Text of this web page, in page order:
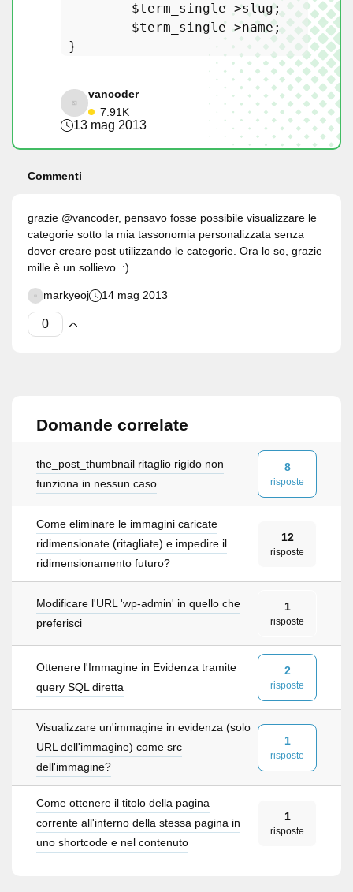
$term_single->slug;
$term_single->name;
vancoder
7.91K
13 mag 2013
Commenti
grazie @vancoder, pensavo fosse possibile visualizzare le
categorie sotto la mia tassonomia personalizzata senza
dover creare post utilizzando le categorie. Ora lo so, grazie
mille è un sollievo. :)
markyeoj 14 mag 2013
Domande correlate
the_post_thumbnail ritaglio rigido non
funziona in nessun caso
8
risposte
Come eliminare le immagini caricate
ridimensionate (ritagliate) e impedire il
ridimensionamento futuro?
12
risposte
Modificare l'URL 'wp-admin' in quello che
preferisci
1
risposte
Ottenere l'Immagine in Evidenza tramite
query SQL diretta
2
risposte
Visualizzare un'immagine in evidenza (solo
URL dell'immagine) come src
dell'immagine?
1
risposte
Come ottenere il titolo della pagina
corrente all'interno della stessa pagina in
uno shortcode e nel contenuto
1
risposte